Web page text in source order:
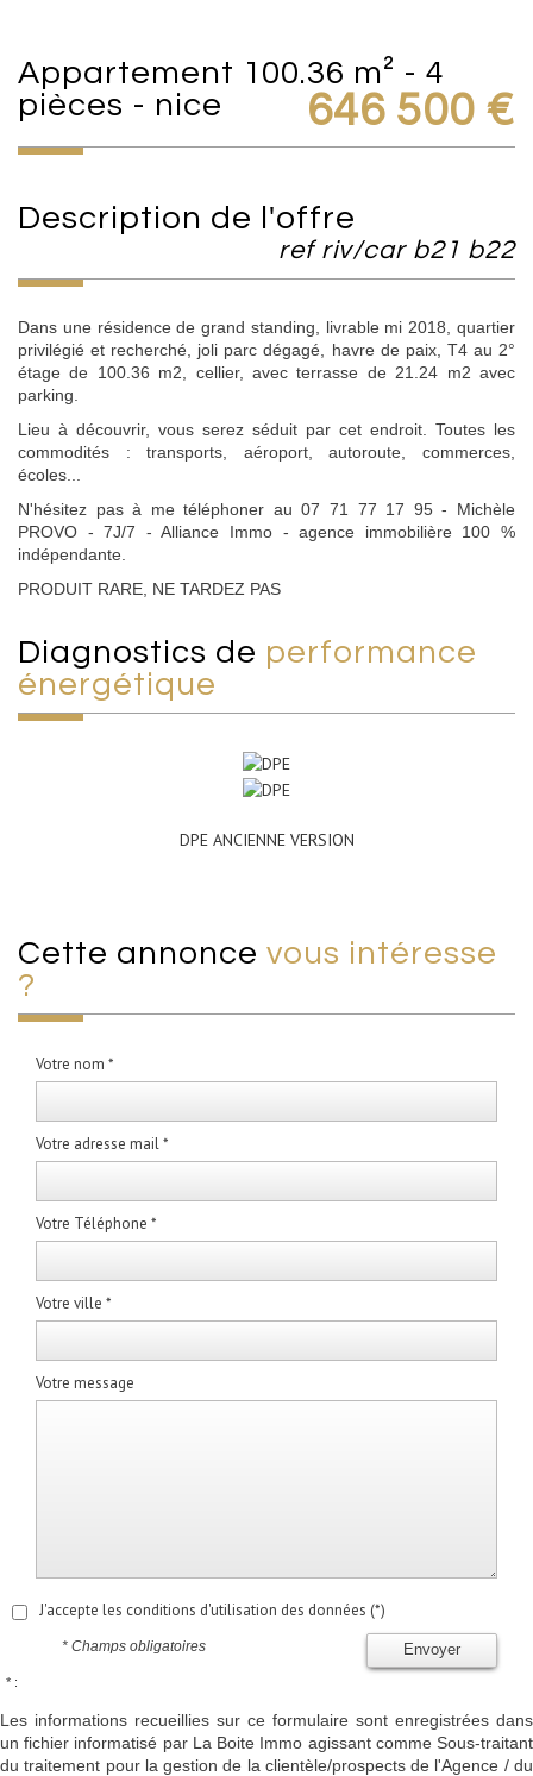
appartement 100.36 m² - 4
pièces - nice
646 500 €
description de l'offre
ref riv/car b21 b22
Dans une résidence de grand standing, livrable mi 2018, quartier
privilégié et recherché, joli parc dégagé, havre de paix, T4 au 2°
étage de 100.36 m2, cellier, avec terrasse de 21.24 m2 avec
parking.
Lieu à découvrir, vous serez séduit par cet endroit. Toutes les
commodités : transports, aéroport, autoroute, commerces,
écoles...
N'hésitez pas à me téléphoner au 07 71 77 17 95 - Michèle
PROVO - 7J/7 - Alliance Immo - agence immobilière 100 %
indépendante.
PRODUIT RARE, NE TARDEZ PAS
diagnostics de performance
énergétique
DPE ANCIENNE VERSION
cette annonce vous intéresse
?
Votre nom *
Votre adresse mail *
Votre Téléphone *
Votre ville *
Votre message
J'accepte les conditions d'utilisation des données (*)
Envoyer
* Champs obligatoires
* :
Les informations recueillies sur ce formulaire sont enregistrées dans
un fichier informatisé par La Boite Immo agissant comme Sous-traitant
du traitement pour la gestion de la clientèle/prospects de l'Agence / du